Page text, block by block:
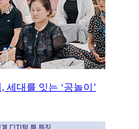
세대를 잇는 ‘공놀이’